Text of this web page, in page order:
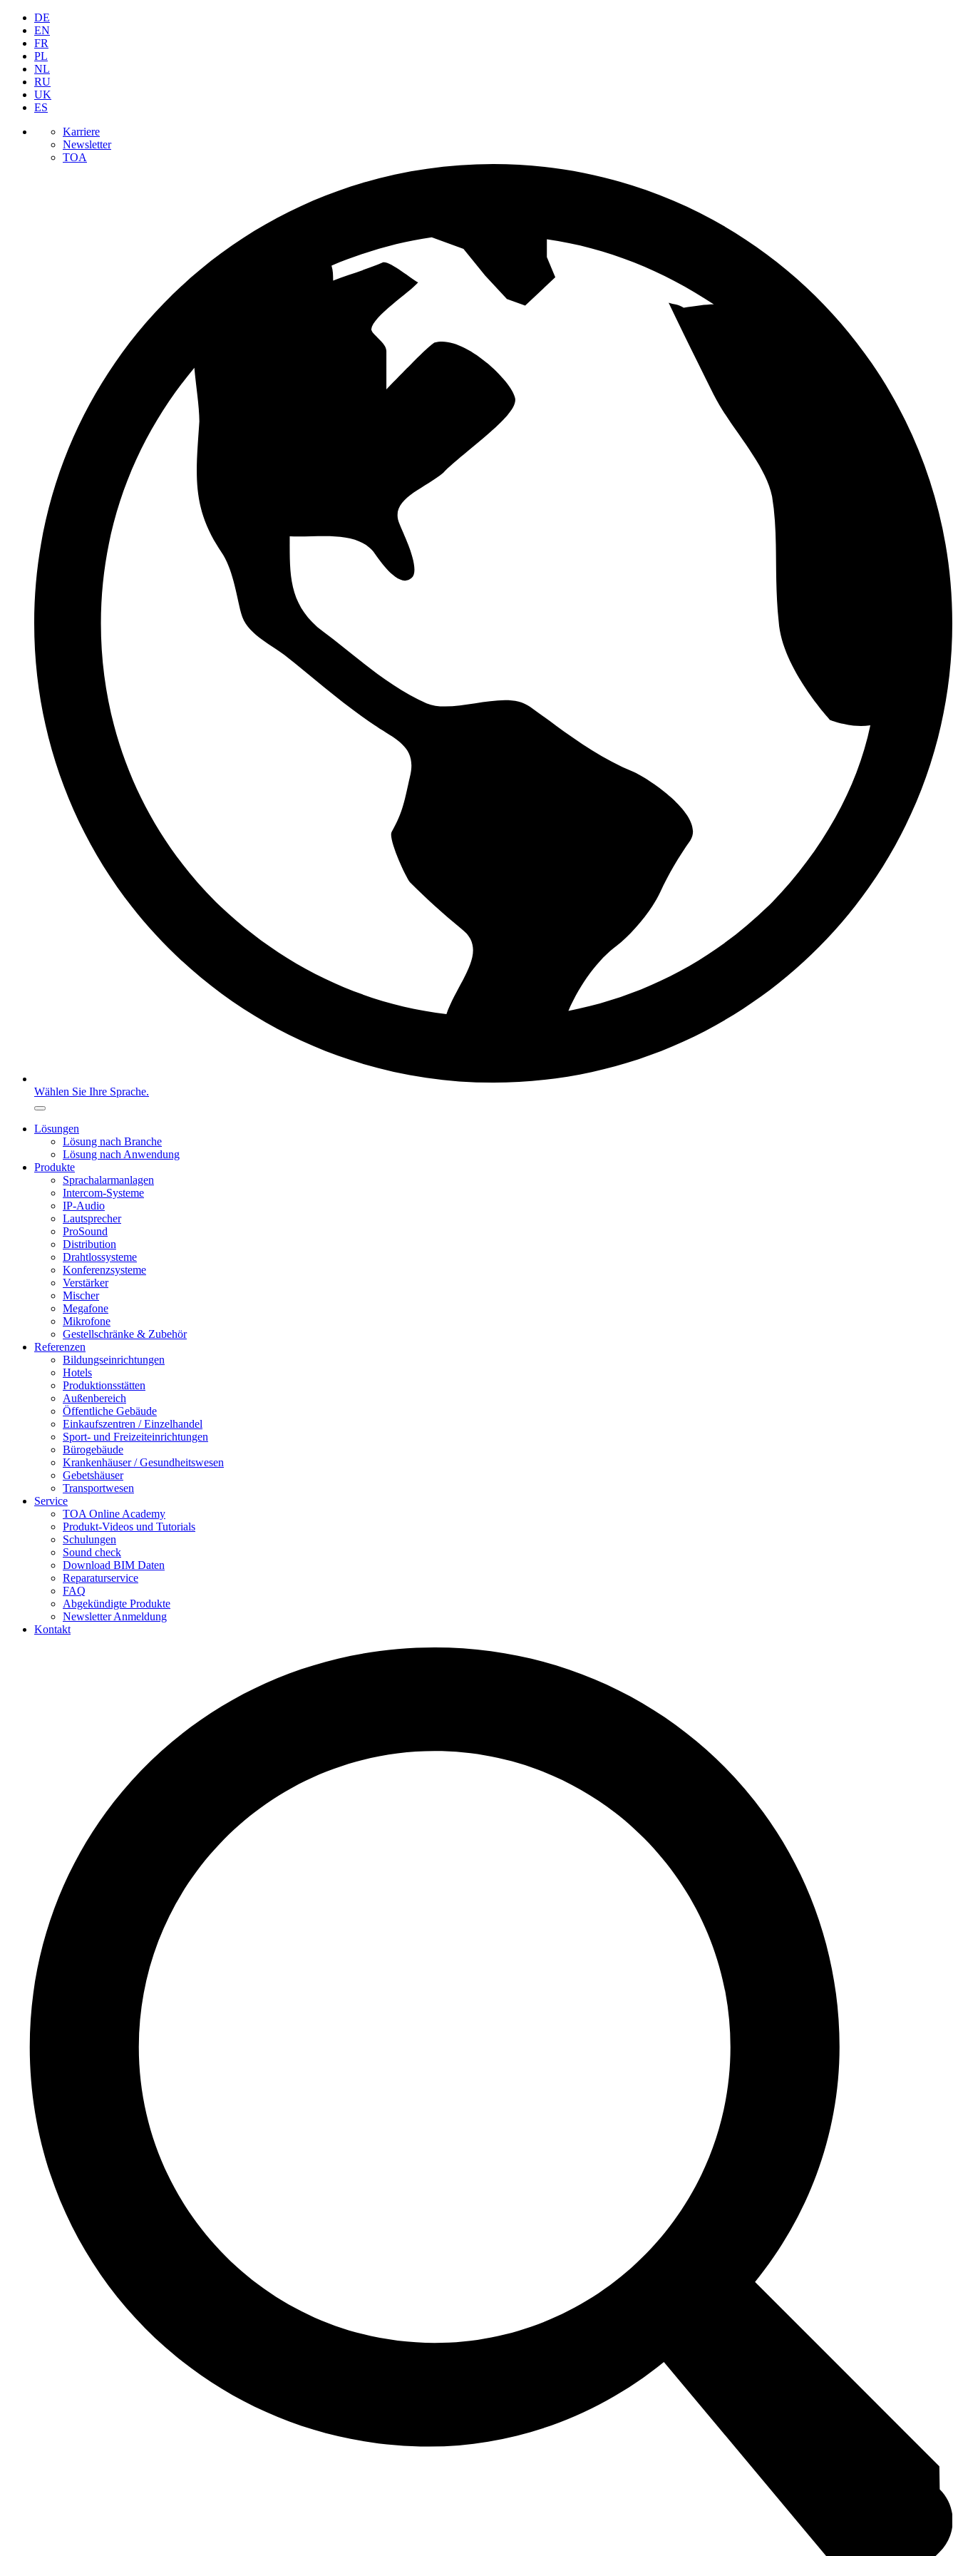
DE
EN
FR
PL
NL
RU
UK
ES
Karriere
Newsletter
TOA
Wählen Sie Ihre Sprache.
Lösungen
Lösung nach Branche
Lösung nach Anwendung
Produkte
Sprachalarmanlagen
Intercom-Systeme
IP-Audio
Lautsprecher
ProSound
Distribution
Drahtlossysteme
Konferenzsysteme
Verstärker
Mischer
Megafone
Mikrofone
Gestellschränke & Zubehör
Referenzen
Bildungseinrichtungen
Hotels
Produktionsstätten
Außenbereich
Öffentliche Gebäude
Einkaufszentren / Einzelhandel
Sport- und Freizeiteinrichtungen
Bürogebäude
Krankenhäuser / Gesundheitswesen
Gebetshäuser
Transportwesen
Service
TOA Online Academy
Produkt-Videos und Tutorials
Schulungen
Sound check
Download BIM Daten
Reparaturservice
FAQ
Abgekündigte Produkte
Newsletter Anmeldung
Kontakt